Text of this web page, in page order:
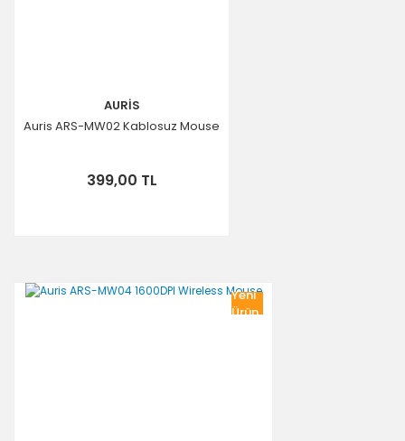
AURİS
Auris ARS-MW02 Kablosuz Mouse
399,00 TL
Yeni
Ürün